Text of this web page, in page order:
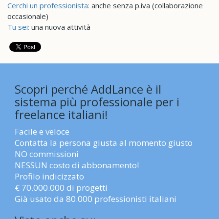
Cerchi un professionista: anche senza p.iva (collaborazione
occasionale)
Tu sei: una nuova attività
Scopri perché AddLance è il
sistema più professionale per i
freelance italiani!
Facile e veloce
Contatta la persona giusta al momento giusto
NO commissioni
NESSUN costo di abbonamento!
Profilo indicizzato
€ 70.000.000 di progetti
Già usato da 80.000 professionisti italiani